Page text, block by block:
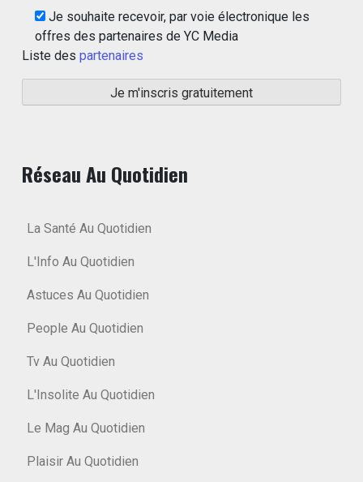
Je souhaite recevoir, par voie électronique les
offres des partenaires de YC Media
Liste des partenaires
Réseau Au Quotidien
La Santé Au Quotidien
L'Info Au Quotidien
Astuces Au Quotidien
People Au Quotidien
Tv Au Quotidien
L'Insolite Au Quotidien
Le Mag Au Quotidien
Plaisir Au Quotidien